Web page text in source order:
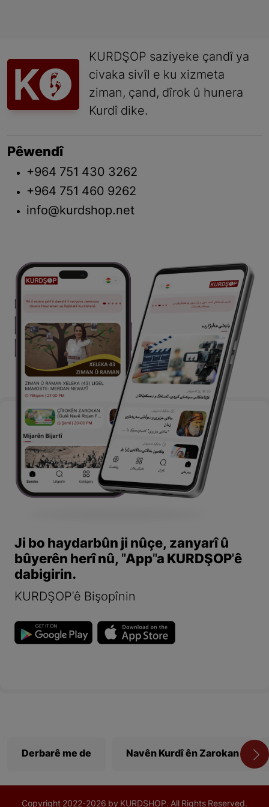
KURDŞOP saziyeke çandî ya
civaka sivîl e ku xizmeta
ziman, çand, dîrok û hunera
Kurdî dike.
Pêwendî
+964 751 430 3262
+964 751 460 9262
info@kurdshop.net
Ji bo haydarbûn ji nûçe, zanyarî û
bûyerên herî nû, "App"a KURDŞOP'ê
dabigirin.
KURDŞOP'ê Bişopînin
Derbarê me de Navên Kurdî ên Zarokan
Copyright 2022-2026 by KURDSHOP. All Rights Reserved.